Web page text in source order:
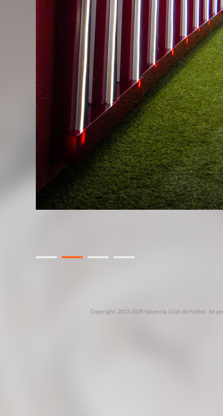
Copyright 2013-2025 Valencia Club de Fútbol. Se